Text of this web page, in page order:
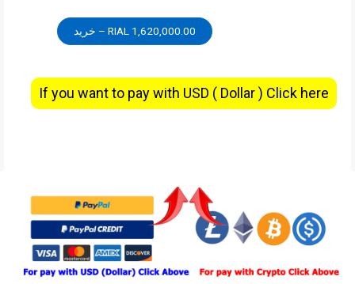
1,620,000.00 RIAL – خرید
If you want to pay with USD ( Dollar ) Click here